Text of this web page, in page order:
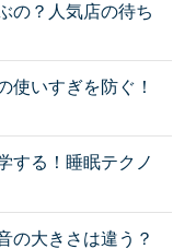
の？人気店の待ち
使いすぎを防ぐ！
する！睡眠テクノ
の大きさは違う？